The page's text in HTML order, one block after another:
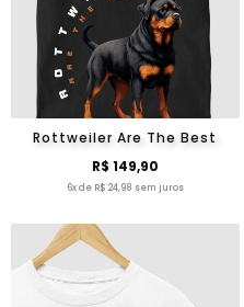
Rottweiler Are The Best
R$ 149,90
6x de R$ 24,98 sem juros